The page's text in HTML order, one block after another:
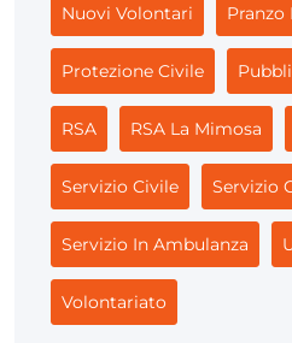
Nuovi Volontari Pranzo
Protezione Civile
RSA RSA La Mimosa
Servizio Civile Servizio
Servizio In Ambulanza
Volontariato